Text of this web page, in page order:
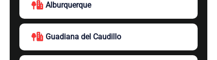
Alburquerque
Guadiana del Caudillo